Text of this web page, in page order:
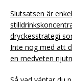
Slutsatsen är
dryckesstrategi
Inte nog med att
en medveten